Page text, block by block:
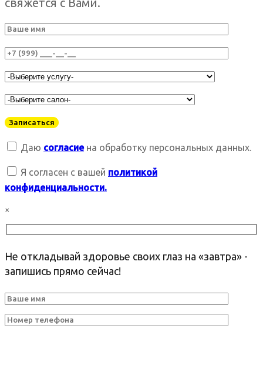
свяжется с Вами.
Даю согласиена обработку персональных данных.
Я согласен с вашей политикой
конфиденциальности.
×
Не откладывай здоровье своих глаз на «завтра» -
запишись прямо сейчас!